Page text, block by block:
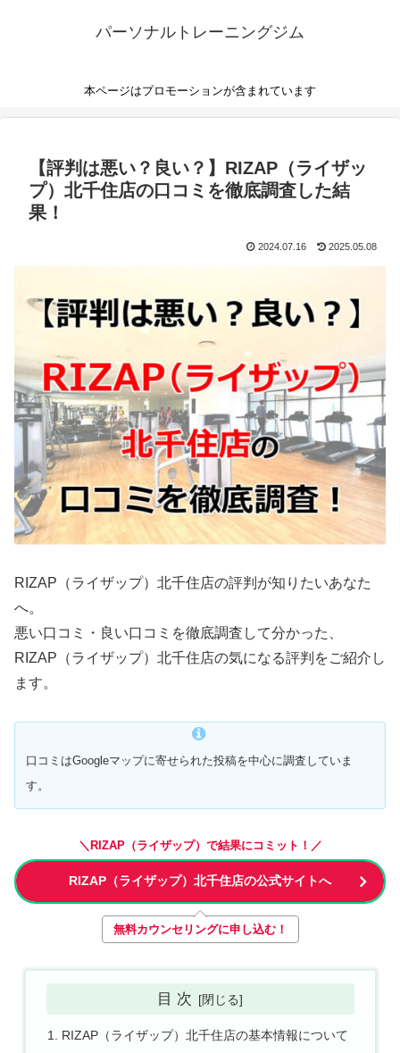
パーソナルトレーニングジム
本ページはプロモーションが含まれています
【評判は悪い？良い？】RIZAP（ライザッ
プ）北千住店の口コミを徹底調査した結
果！
2024.07.16 2025.05.08
RIZAP（ライザップ）北千住店の評判が知りたいあなた
へ。
悪い口コミ・良い口コミを徹底調査して分かった、
RIZAP（ライザップ）北千住店の気になる評判をご紹介し
ます。
口コミはGoogleマップに寄せられた投稿を中心に調査していま
す。
＼RIZAP（ライザップ）で結果にコミット！／
RIZAP（ライザップ）北千住店の公式サイトへ
無料カウンセリングに申し込む！
目 次
RIZAP（ライザップ）北千住店の基本情報について